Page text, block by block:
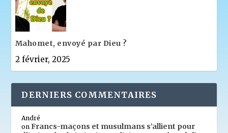
Mahomet, envoyé par Dieu ?
2 février, 2025
DERNIERS COMMENTAIRES
André
onFrancs-maçons et musulmans s’allient pour